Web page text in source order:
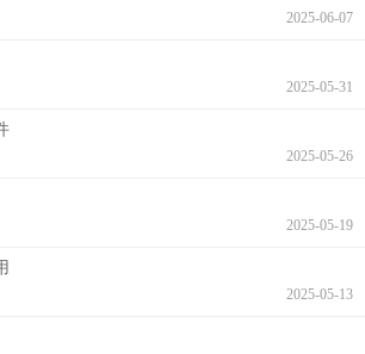
2025-06-07
2025-05-31
2025-05-26
2025-05-19
2025-05-13